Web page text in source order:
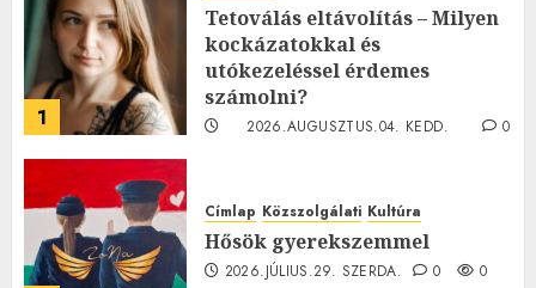
1
Tetoválás eltávolítás – Milyen
kockázatokkal és
utókezeléssel érdemes
számolni?
2026.AUGUSZTUS.04. KEDD.
0
Címlap Közszolgálati Kultúra
Hősök gyerekszemmel
2026.JÚLIUS.29. SZERDA. 0 0